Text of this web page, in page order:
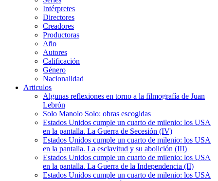
Intérpretes
Directores
Creadores
Productoras
Año
Autores
Calificación
Género
Nacionalidad
Articulos
Algunas reflexiones en torno a la filmografía de Juan
Lebrón
Solo Manolo Solo: obras escogidas
Estados Unidos cumple un cuarto de milenio: los USA
en la pantalla. La Guerra de Secesión (IV)
Estados Unidos cumple un cuarto de milenio: los USA
en la pantalla. La esclavitud y su abolición (III)
Estados Unidos cumple un cuarto de milenio: los USA
en la pantalla. La Guerra de la Independencia (II)
Estados Unidos cumple un cuarto de milenio: los USA